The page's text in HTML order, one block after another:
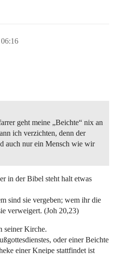
geht meine „Beichte“ nix an
ich verzichten, denn der
auch nur ein Mensch wie wir
in der Bibel steht halt etwas
sind sie vergeben; wem ihr die
verweigert. (Joh 20,23)
seiner Kirche.
oder einer Beichte
einer Kneipe stattfindet ist